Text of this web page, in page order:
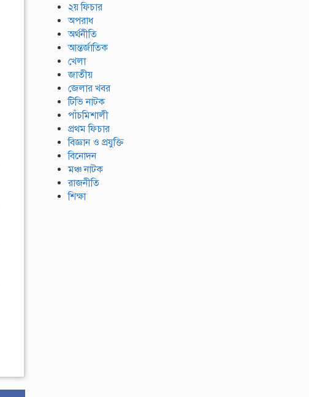
২য় ফিচার
অপরাধ
অর্থনীতি
আন্তর্জাতিক
খেলা
জাতীয়
জেলার খবর
টিভি নাটক
পাঁচমিশালী
প্রথম ফিচার
বিজ্ঞান ও প্রযুক্তি
বিনোদন
মঞ্চ নাটক
রাজনীতি
শিক্ষা